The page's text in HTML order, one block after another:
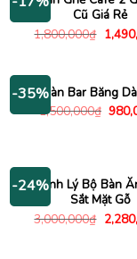
Cũ Giá Rẻ
1,800,000₫ Giá
gốc
-35%Bàn Bar Băng
1,500,000₫ Giá
-24%
Thanh Lý Bộ Bàn
Sắt Mặt Gỗ
3,000,000₫ Giá
gốc